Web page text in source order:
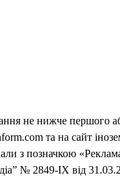
не нижче першого
та на сайт
з позначкою
№ 2849-IX від